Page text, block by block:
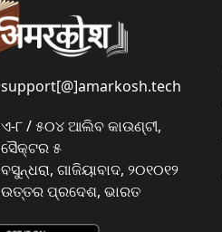
support[@]amarkosh.tech
ଏ-୮ / ୫୦୪ ଆଲିବ କାଉଣ୍ଟୀ,
ସୈକ୍ଟର ୫
ବସୁନ୍ଧରା, ଗାଜିୟାବାଦ, ୨୦୧୦୧୨
ଉତ୍ତର ପ୍ରଦେଶ, ଭାରତ